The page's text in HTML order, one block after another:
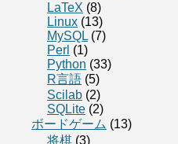
LaTeX (8)
Linux (13)
MySQL (7)
Perl (1)
Python (33)
R言語 (5)
Scilab (2)
SQLite (2)
ボードゲーム (13)
将棋 (3)